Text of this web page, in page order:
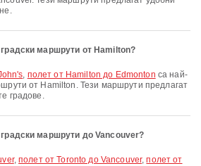
маршрути от Hamilton?
, полет от Hamilton до Edmonton са най-
от Hamilton. Тези маршрути предлагат
градове.
маршрути до Vancouver?
,полет от Toronto до Vancouver,полет от